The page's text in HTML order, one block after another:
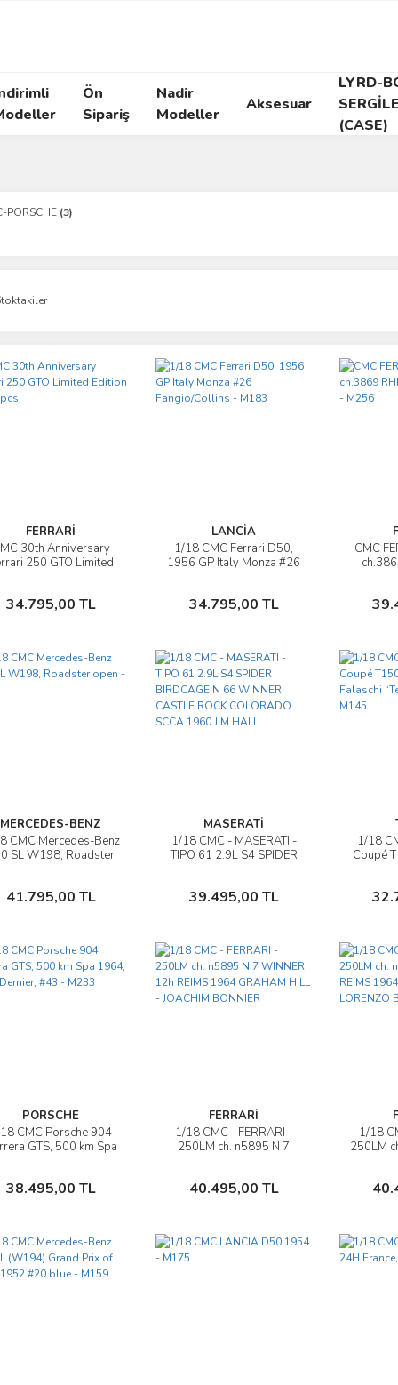
Ön
Sipariş
Nadir
Modeller
Aksesuar
LYRD-
(CASE)
PORSCHE (3)
FERRARİ
30th Anniversary
250 GTO Limited
34.795,00 TL
İncele
Sepete Ekle
LANCİA
1/18 CMC Ferrari D50,
1956 GP Italy Monza #26
34.795,00 TL
İncele
Sepete Ekle
CMC
MERCEDES-BENZ
CMC Mercedes-Benz
SL W198, Roadster
41.795,00 TL
İncele
Sepete Ekle
MASERATİ
1/18 CMC - MASERATI -
TIPO 61 2.9L S4 SPIDER
COLORADO SCCA 1960
39.495,00 TL
İncele
Sepete Ekle
1/18
Coupé
PORSCHE
CMC Porsche 904
GTS, 500 km Spa
38.495,00 TL
İncele
Sepete Ekle
FERRARİ
1/18 CMC - FERRARI -
250LM ch. n5895 N 7
BONNIER
40.495,00 TL
İncele
Sepete Ekle
1/18
250LM